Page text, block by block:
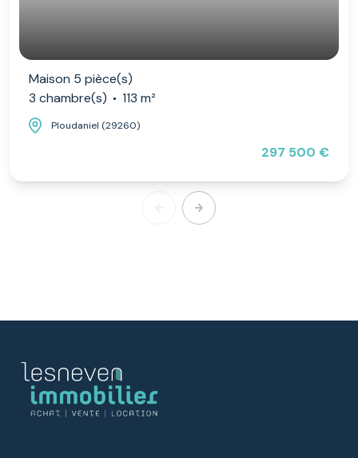
Maison 5 pièce(s)
3 chambre(s)
113 m²
Ploudaniel (29260)
297 500 €